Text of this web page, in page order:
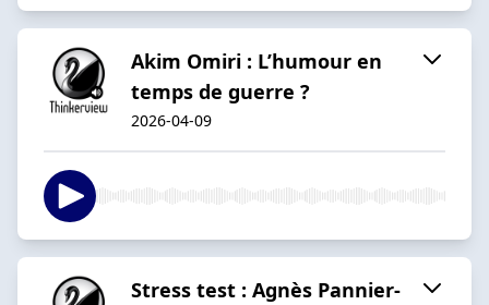
Akim Omiri : L’humour en
temps de guerre ?
2026-04-09
Stress test : Agnès Pannier-